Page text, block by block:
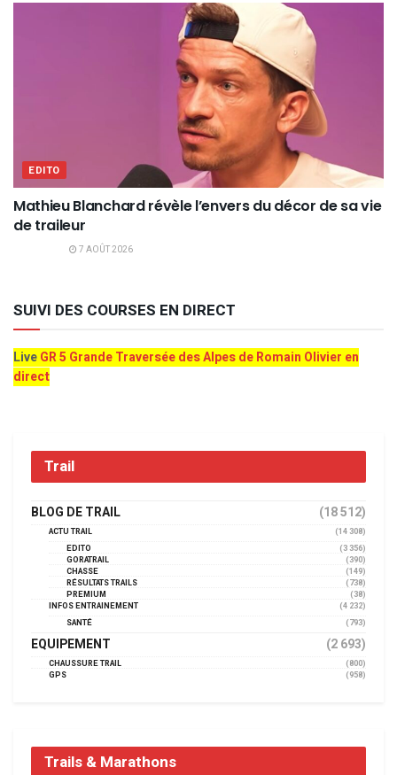
EDITO
Mathieu Blanchard révèle l’envers du décor de sa vie
de traileur
7 AOÛT 2026
SUIVI DES COURSES EN DIRECT
LiveGR 5 Grande Traversée des Alpes de Romain Olivier en
direct
Trail
BLOG DE TRAIL (18 512)
ACTU TRAIL
(14 308)
EDITO
(3 356)
GORATRAIL
(390)
CHASSE
(149)
RÉSULTATS TRAILS
(738)
PREMIUM
(38)
INFOS ENTRAINEMENT
(4 232)
SANTÉ
(793)
EQUIPEMENT (2 693)
CHAUSSURE TRAIL
(800)
GPS
(958)
Trails & Marathons